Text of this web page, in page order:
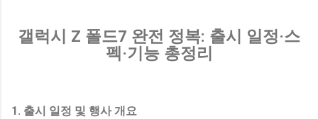
갤럭시 Z 폴드7 완전 정복: 출시 일정·스
펙·기능 총정리
1. 출시 일정 및 행사 개요